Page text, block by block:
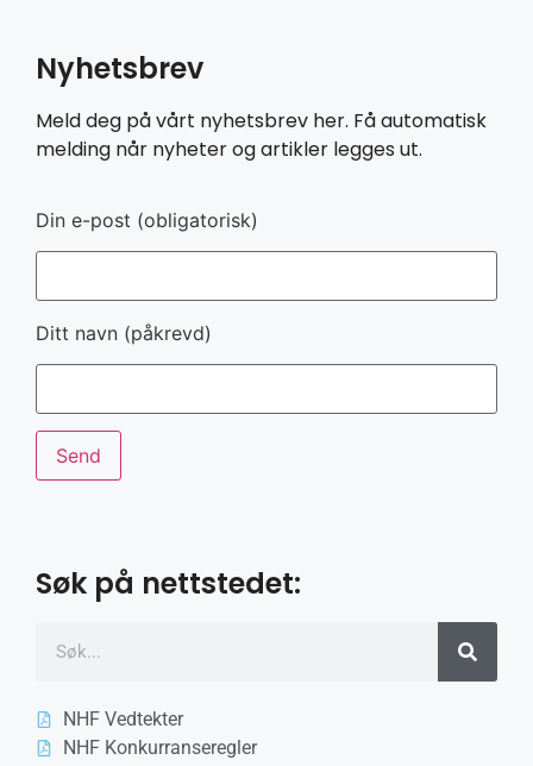
Nyhetsbrev
Meld deg på vårt nyhetsbrev her. Få automatisk
melding når nyheter og artikler legges ut.
Din e-post (obligatorisk)
Ditt navn (påkrevd)
Søk på nettstedet:
NHF Vedtekter
NHF Konkurranseregler